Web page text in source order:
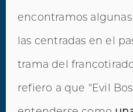
encontramos
las centradas en el
trama del
refiero a que "Evil